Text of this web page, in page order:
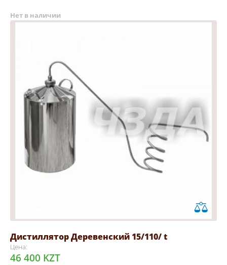
Нет в наличии
Дистиллятор Деревенский 15/110/ t
Цена:
46 400 KZT